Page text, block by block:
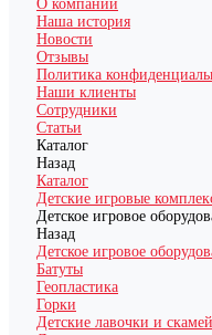
О компании
Наша история
Новости
Отзывы
Политика
Наши клиенты
Сотрудники
Статьи
Каталог
Назад
Каталог
Детские игровые
Детское игровое
Назад
Детское игровое
Батуты
Геопластика
Горки
Детские лавочки и